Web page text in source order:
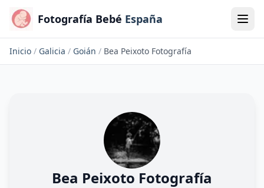
Fotografía Bebé España
Inicio / Galicia / Goián / Bea Peixoto Fotografía
Bea Peixoto Fotografía